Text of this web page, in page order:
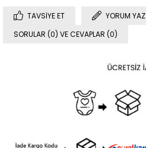
TAVSIYE ET
YORUM YAZ
SORULAR (0) VE CEVAPLAR (0)